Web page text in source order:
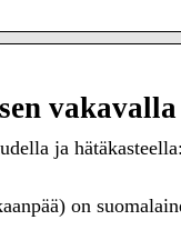
ja
on